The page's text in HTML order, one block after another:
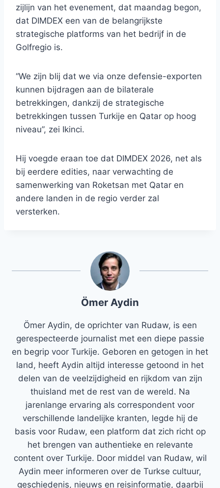
zijlijn van het evenement, dat maandag begon,
dat DIMDEX een van de belangrijkste
strategische platforms van het bedrijf in de
Golfregio is.
“We zijn blij dat we via onze defensie-exporten
kunnen bijdragen aan de bilaterale
betrekkingen, dankzij de strategische
betrekkingen tussen Turkije en Qatar op hoog
niveau”, zei Ikinci.
Hij voegde eraan toe dat DIMDEX 2026, net als
bij eerdere edities, naar verwachting de
samenwerking van Roketsan met Qatar en
andere landen in de regio verder zal
versterken.
Ömer Aydin
Ömer Aydin, de oprichter van Rudaw, is een
gerespecteerde journalist met een diepe passie
en begrip voor Turkije. Geboren en getogen in het
land, heeft Aydin altijd interesse getoond in het
delen van de veelzijdigheid en rijkdom van zijn
thuisland met de rest van de wereld. Na
jarenlange ervaring als correspondent voor
verschillende landelijke kranten, legde hij de
basis voor Rudaw, een platform dat zich richt op
het brengen van authentieke en relevante
content over Turkije. Door middel van Rudaw, wil
Aydin meer informeren over de Turkse cultuur,
geschiedenis, nieuws en reisinformatie, daarbij